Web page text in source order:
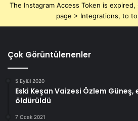
The Instagram Access Token is
page > Integrations, to
Çok Görüntülenenler
5 Eylül 2020
Eski Keşan Vaizesi Özlem
öldürüldü
7 Ocak 2021